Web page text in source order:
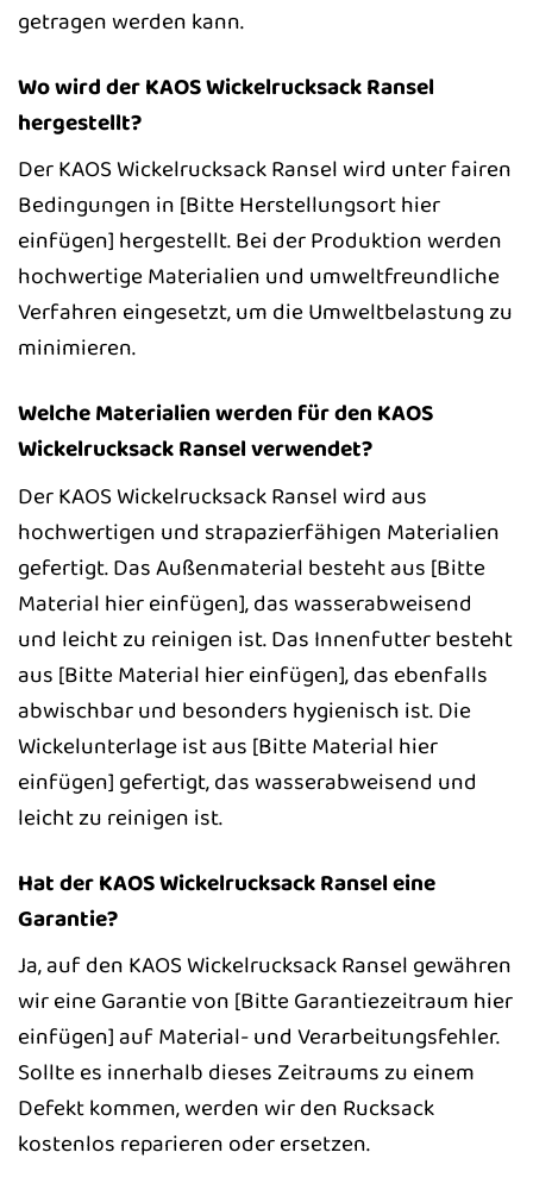
getragen werden kann.
Wo wird der KAOS Wickelrucksack Ransel
hergestellt?
Der KAOS Wickelrucksack Ransel wird unter fairen
Bedingungen in [Bitte Herstellungsort hier
einfügen] hergestellt. Bei der Produktion werden
hochwertige Materialien und umweltfreundliche
Verfahren eingesetzt, um die Umweltbelastung zu
minimieren.
Welche Materialien werden für den KAOS
Wickelrucksack Ransel verwendet?
Der KAOS Wickelrucksack Ransel wird aus
hochwertigen und strapazierfähigen Materialien
gefertigt. Das Außenmaterial besteht aus [Bitte
Material hier einfügen], das wasserabweisend
und leicht zu reinigen ist. Das Innenfutter besteht
aus [Bitte Material hier einfügen], das ebenfalls
abwischbar und besonders hygienisch ist. Die
Wickelunterlage ist aus [Bitte Material hier
einfügen] gefertigt, das wasserabweisend und
leicht zu reinigen ist.
Hat der KAOS Wickelrucksack Ransel eine
Garantie?
Ja, auf den KAOS Wickelrucksack Ransel gewähren
wir eine Garantie von [Bitte Garantiezeitraum hier
einfügen] auf Material- und Verarbeitungsfehler.
Sollte es innerhalb dieses Zeitraums zu einem
Defekt kommen, werden wir den Rucksack
kostenlos reparieren oder ersetzen.